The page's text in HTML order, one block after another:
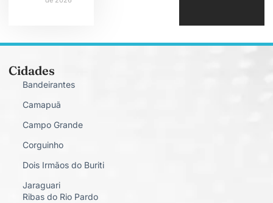
Cidades
Bandeirantes
Camapuã
Campo Grande
Corguinho
Dois Irmãos do Buriti
Jaraguari
Ribas do Rio Pardo